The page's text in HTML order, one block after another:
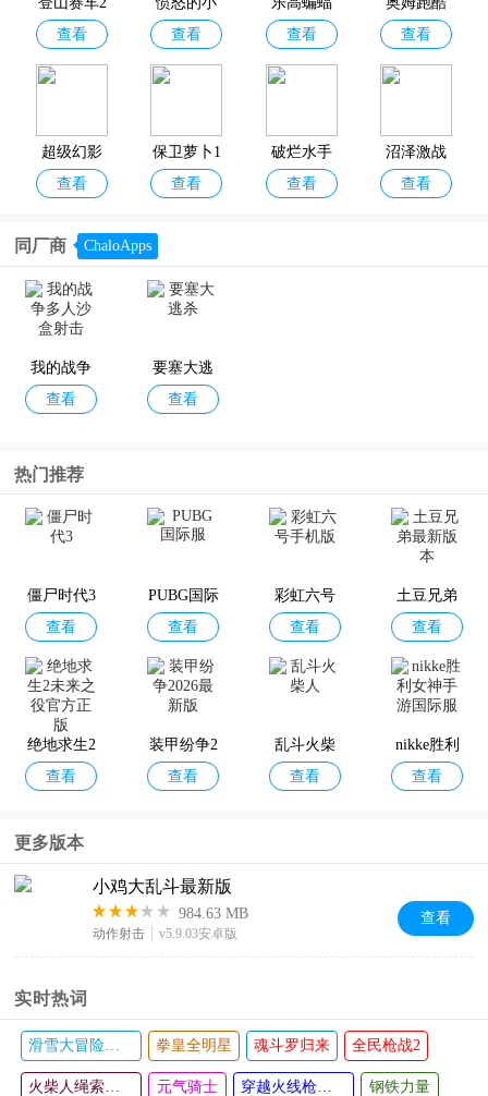
小伙伴分享收藏！
官方正版
查看
鸟经典版
查看
侠3
查看
(Om Nom:
Run)
查看
超级幻影
猫
查看
保卫萝卜1
查看
破烂水手
手机版(Tr
查看
沼泽激战
无限金币
查看
楼下的早
餐店破解
版
查看
凯蒂猫和
查看
6最新版
版
同厂商 ChaloApps
我的战争
多人沙盒
查看
要塞大逃
杀
查看
热门推荐
僵尸时代3
查看
PUBG国际
服
查看
彩虹六号
手机版
查看
土豆兄弟
最新版本
查看
绝地求生2
未来之役
查看
装甲纷争2
026最新版
查看
乱斗火柴
人
查看
nikke胜利
女神手游
查看
更多版本
小鸡大乱斗最新版
984.63 MB
动作射击 v5.9.03安卓版
查看
实时热词
滑雪大冒险官方正版 拳皇全明星 魂斗罗归来 全民枪战2
火柴人绳索英雄 元气骑士 穿越火线枪战王者 钢铁力量